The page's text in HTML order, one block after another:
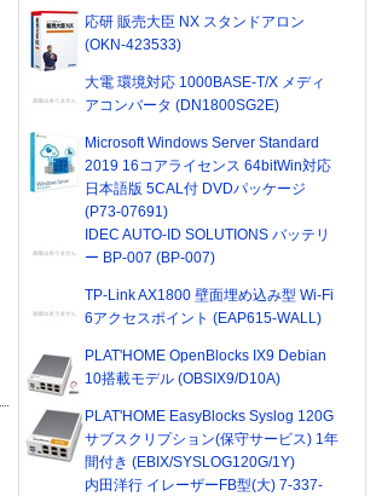
応研 販売大臣 NX スタンドアロン
(OKN-423533)
大電 環境対応 1000BASE-T/X メディ
アコンバータ (DN1800SG2E)
Microsoft Windows Server Standard
2019 16コアライセンス 64bitWin対応
日本語版 5CAL付 DVDパッケージ
(P73-07691)
IDEC AUTO-ID SOLUTIONS バッテリ
ー BP-007 (BP-007)
TP-Link AX1800 壁面埋め込み型 Wi-Fi
6アクセスポイント (EAP615-WALL)
PLAT'HOME OpenBlocks IX9 Debian
10搭載モデル (OBSIX9/D10A)
PLAT'HOME EasyBlocks Syslog 120G
サブスクリプション(保守サービス) 1年
間付き (EBIX/SYSLOG120G/1Y)
内田洋行 イレーザーFB型(大) 7-337-